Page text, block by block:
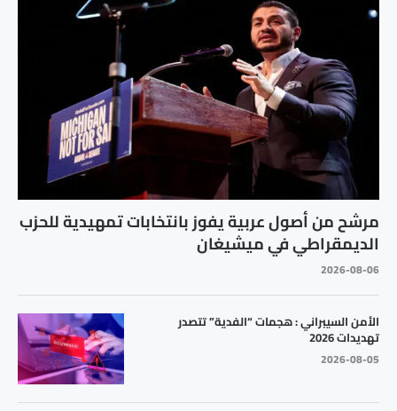
مرشح من أصول عربية يفوز بانتخابات تمهيدية للحزب
الديمقراطي في ميشيغان
2026-08-06
الأمن السيبراني : هجمات “الفدية” تتصدر
تهديدات 2026
2026-08-05